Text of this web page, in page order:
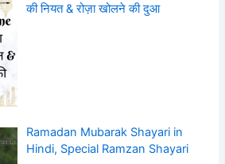
की नियत & रोज़ा खोलने की दुआ
Ramadan Mubarak Shayari in
Hindi, Special Ramzan Shayari